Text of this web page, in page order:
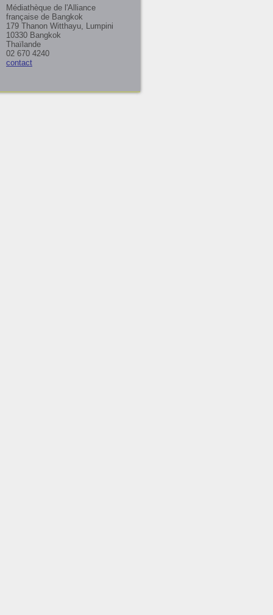
Médiathèque de l'Alliance
française de Bangkok
179 Thanon Witthayu, Lumpini
10330 Bangkok
Thaïlande
02 670 4240
contact